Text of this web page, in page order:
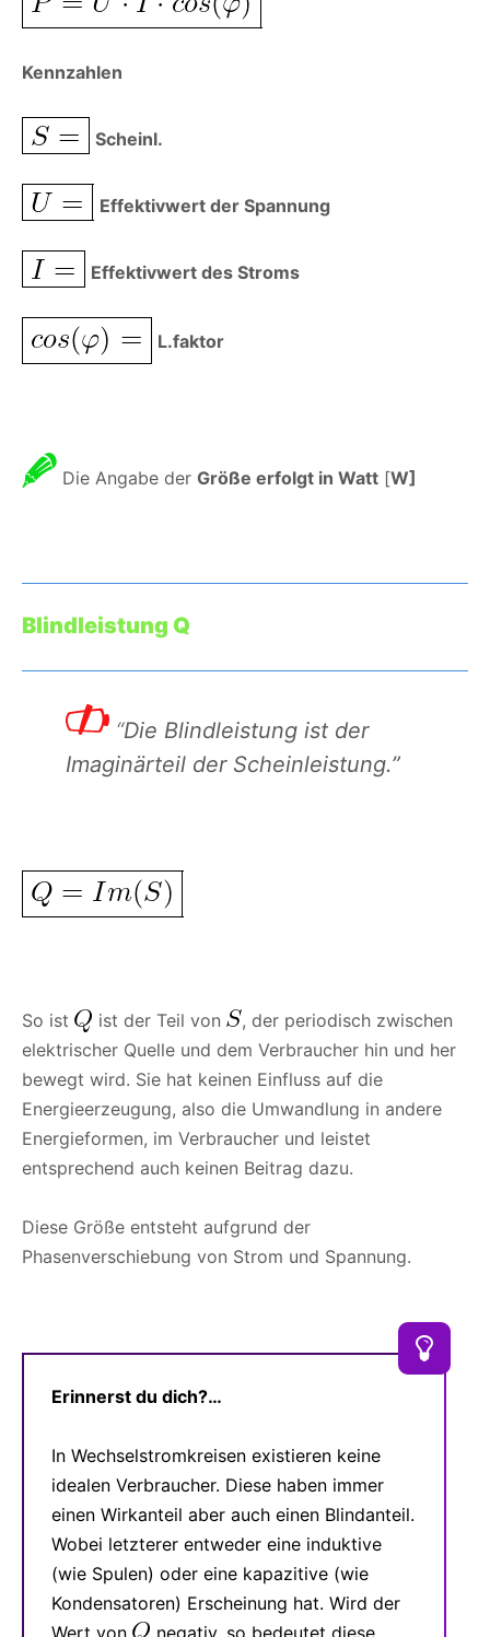
Kennzahlen
Scheinl.
Effektivwert der Spannung
Effektivwert des Stroms
L.faktor
Die Angabe der Größe erfolgt in Watt [W]
Blindleistung Q
“Die Blindleistung ist der
Imaginärteil der Scheinleistung.”
So ist ist der Teil von
, der periodisch zwischen
elektrischer Quelle und dem Verbraucher hin und her
bewegt wird. Sie hat keinen Einfluss auf die
Energieerzeugung, also die Umwandlung in andere
Energieformen, im Verbraucher und leistet
entsprechend auch keinen Beitrag dazu.
Diese Größe entsteht aufgrund der
Phasenverschiebung von Strom und Spannung.
Erinnerst du dich?…
In Wechselstromkreisen existieren keine
idealen Verbraucher. Diese haben immer
einen Wirkanteil aber auch einen Blindanteil.
Wobei letzterer entweder eine induktive
(wie Spulen) oder eine kapazitive (wie
Kondensatoren) Erscheinung hat. Wird der